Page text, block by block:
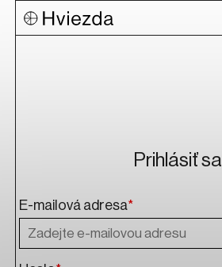
Prihlásiť sa
E-mailová adresa*